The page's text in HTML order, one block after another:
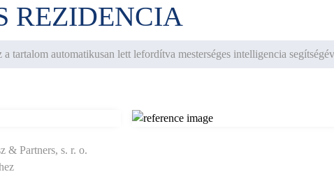
REZIDENCIA
a tartalom automatikusan lett lefordítva mesterséges intelligencia
& Partners, s. r. o.